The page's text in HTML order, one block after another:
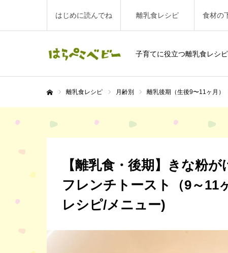
子育てに役立つ離乳食レシ
はじめに読んでね 離乳食レシピ 食材の
離乳食レシピ 月齢別 離乳後期（生後9〜11ヶ月）
【離乳食・後期】きな粉が
フレンチトースト（9～11
レシピ/メニュー)